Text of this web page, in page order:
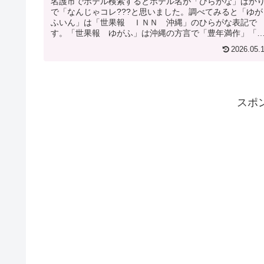
で「なんじゃコレ???と思いました。調べてみると「ゆが
ふいん」は「世果報 ＩＮＮ 沖縄」のひらがな表記で
す。「世果報 ゆがふ」は沖縄の方言で「豊年満作」「世
スポ